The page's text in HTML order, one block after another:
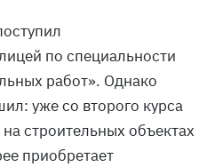
по специальности
работ». Однако
уже со второго курса
строительных объектах
приобретает